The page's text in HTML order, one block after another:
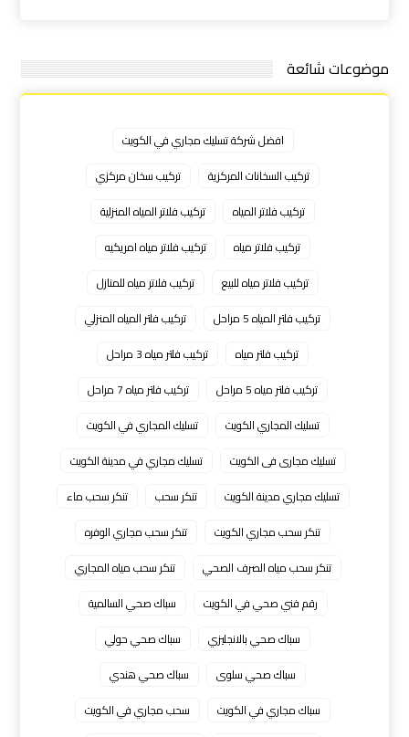
موضوعات شائعة
افضل شركة تسليك مجاري في الكويت
تركيب السخانات المركزية
تركيب سخان مركزي
تركيب فلاتر المياه
تركيب فلاتر المياه المنزلية
تركيب فلاتر مياه
تركيب فلاتر مياه امريكيه
تركيب فلاتر مياه للبيع
تركيب فلاتر مياه للمنازل
تركيب فلتر المياه 5 مراحل
تركيب فلتر المياه المنزلي
تركيب فلتر مياه
تركيب فلتر مياه 3 مراحل
تركيب فلتر مياه 5 مراحل
تركيب فلتر مياه 7 مراحل
تسليك المجاري الكويت
تسليك المجاري في الكويت
تسليك مجارى فى الكويت
تسليك مجاري في مدينة الكويت
تسليك مجاري مدينة الكويت
تنكر سحب
تنكر سحب ماء
تنكر سحب مجاري الكويت
تنكر سحب مجاري الوفره
تنكر سحب مياه الصرف الصحي
تنكر سحب مياه المجاري
رقم فني صحي في الكويت
سباك صحي السالمية
سباك صحي بالانجليزي
سباك صحي حولي
سباك صحي سلوى
سباك صحي هندي
سباك مجاري في الكويت
سحب مجاري في الكويت